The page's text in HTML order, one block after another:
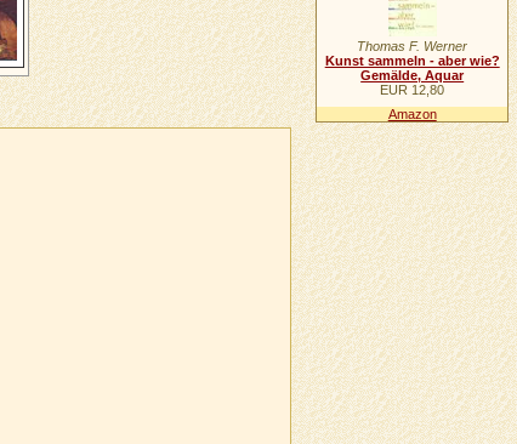
Thomas F. Werner
Kunst sammeln - aber wie?
Gemälde, Aquar
EUR 12,80
Amazon